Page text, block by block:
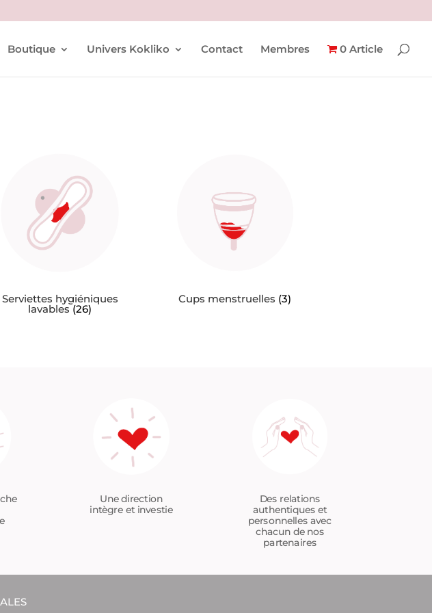
Boutique Univers Kokliko Contact Membres 0 Article
Serviettes hygiéniques
lavables (26)
Cups menstruelles (3)
Une direction
intègre et investie
Des relations
authentiques et
personnelles avec
chacun de nos
partenaires